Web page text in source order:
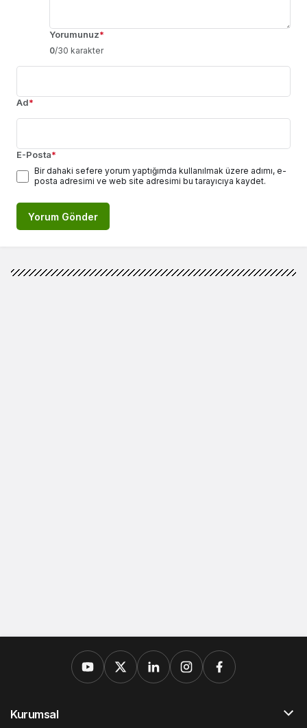
Yorumunuz*
0/30 karakter
Ad*
E-Posta*
Bir dahaki sefere yorum yaptığımda kullanılmak üzere adımı, e-
posta adresimi ve web site adresimi bu tarayıcıya kaydet.
Yorum Gönder
Kurumsal